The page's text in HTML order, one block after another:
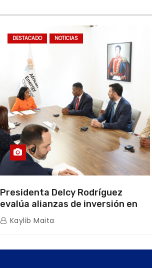
DESTACADO NOTICIAS
Presidenta Delcy Rodríguez
evalúa alianzas de inversión en
hidrocarburos con Cámara
Africana de Energía
Kaylib Maita